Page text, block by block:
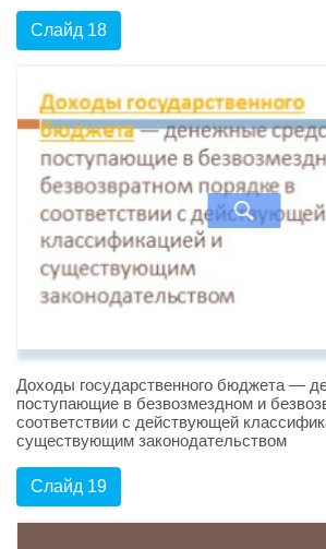
Слайд 18
Доходы государственного бюджета —
поступающие в безвозмездном и
соответствии с действующей
существующим законодательством
Слайд 19